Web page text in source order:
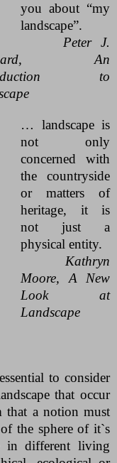
you about “my
landscape”.
Peter J.
An
to
… landscape is
not only
concerned with
the countryside
or matters of
heritage, it is
not just a
physical entity.
Kathryn
Moore, A New
Look at
Landscape
to consider
that occur
that a notion must
the sphere of it`s
in different living